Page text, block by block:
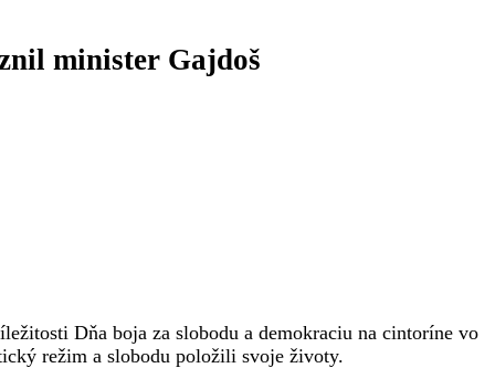
minister Gajdoš
Dňa boja za slobodu a demokraciu na cintoríne vo
režim a slobodu položili svoje životy.